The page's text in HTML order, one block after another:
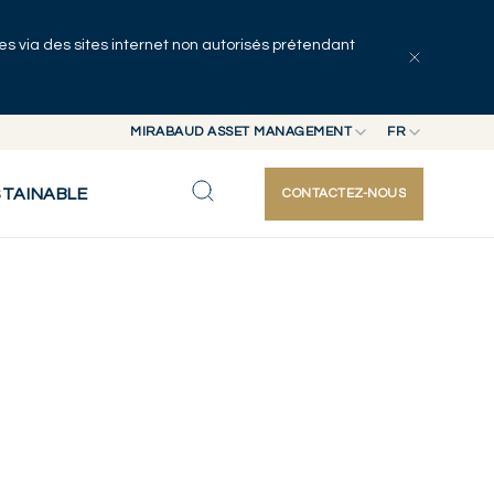
via des sites internet non autorisés prétendant
MIRABAUD ASSET MANAGEMENT
MIRABAUD ASSET MANAGEMENT
FR
EN
FR
CONTACTEZ-NOUS